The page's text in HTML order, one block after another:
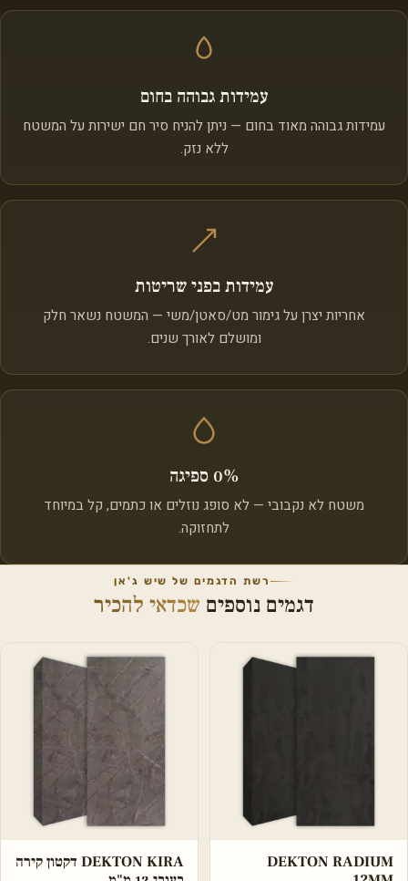
עמידות גבוהה בחום
עמידות גבוהה מאוד בחום — ניתן להניח סיר חם ישירות על המשטח
ללא נזק.
עמידות בפני שריטות
אחריות יצרן על גימור מט/סאטן/משי — המשטח נשאר חלק
ומושלם לאורך שנים.
0% ספיגה
משטח לא נקבובי — לא סופג נוזלים או כתמים, קל במיוחד
לתחזוקה.
רשת הדגמים של שיש ג'אן
דגמים נוספים שכדאי להכיר
DEKTON RADIUM
DEKTON KIRA דקטון קירה